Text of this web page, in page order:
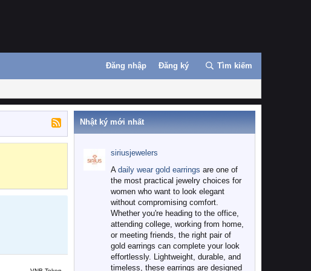
Đăng nhập Đăng ký Tìm kiếm
Nhật ký mới nhất
siriusjewelers
A daily wear gold earrings are one of
the most practical jewelry choices for
women who want to look elegant
without compromising comfort.
Whether you're heading to the office,
attending college, working from home,
or meeting friends, the right pair of
gold earrings can complete your look
effortlessly. Lightweight, durable, and
timeless, these earrings are designed